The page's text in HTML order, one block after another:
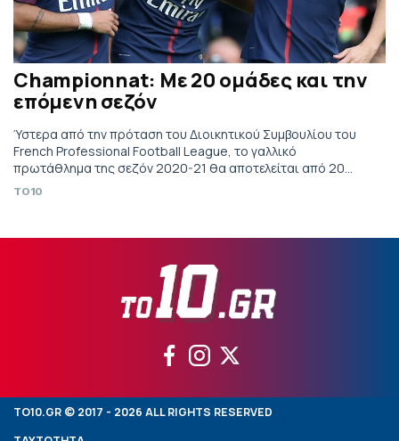
Championnat: Με 20 ομάδες και την
επόμενη σεζόν
Ύστερα από την πρόταση του Διοικητικού Συμβουλίου του
French Professional Football League, το γαλλικό
πρωτάθλημα της σεζόν 2020-21 θα αποτελείται από 20
ομάδες.
TO10
TO10.GR © 2017 - 2026 ALL RIGHTS RESERVED